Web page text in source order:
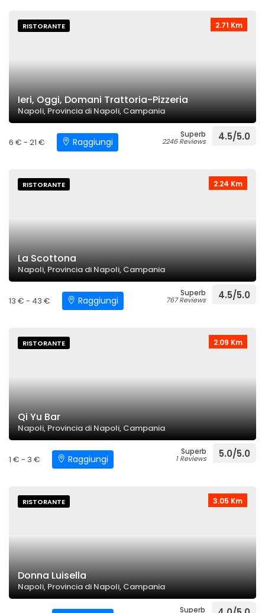
2.71 Km
RISTORANTE
Ieri, Oggi, Domani Trattoria-Pizzeria
Napoli, Provincia di Napoli, Campania
6 € - 21 € Raggiungi
Superb
2246 Reviews 4.5/5.0
2.24 Km
RISTORANTE
La Scottona
Napoli, Provincia di Napoli, Campania
13 € - 43 € Raggiungi
Superb
767 Reviews 4.5/5.0
2.09 Km
RISTORANTE
Qi Yu Bar
Napoli, Provincia di Napoli, Campania
1 € - 3 € Raggiungi
Superb
1 Reviews 5.0/5.0
3.05 Km
RISTORANTE
Donna Luisella
Napoli, Provincia di Napoli, Campania
Superb